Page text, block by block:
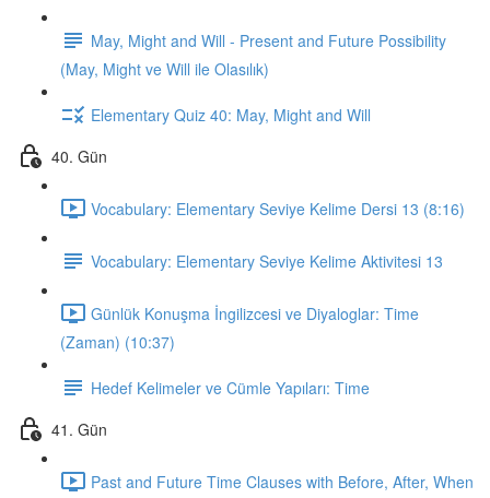
May, Might and Will - Present and Future Possibility
(May, Might ve Will ile Olasılık)
Elementary Quiz 40: May, Might and Will
40. Gün
Vocabulary: Elementary Seviye Kelime Dersi 13 (8:16)
Vocabulary: Elementary Seviye Kelime Aktivitesi 13
Günlük Konuşma İngilizcesi ve Diyaloglar: Time
(Zaman) (10:37)
Hedef Kelimeler ve Cümle Yapıları: Time
41. Gün
Past and Future Time Clauses with Before, After, When